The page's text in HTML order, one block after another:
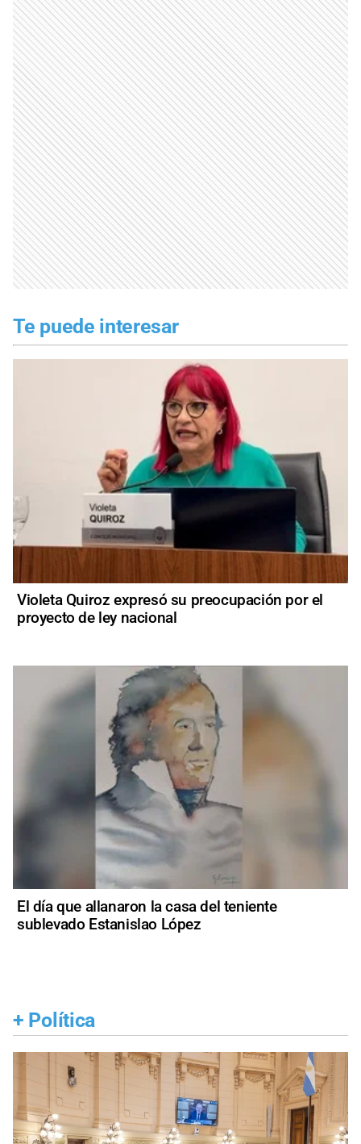
Te puede interesar
Violeta Quiroz expresó su preocupación por el
proyecto de ley nacional
El día que allanaron la casa del teniente
sublevado Estanislao López
+ Política